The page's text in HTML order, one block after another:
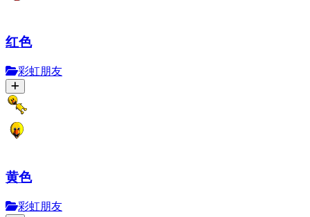
红色
彩虹朋友
黄色
彩虹朋友